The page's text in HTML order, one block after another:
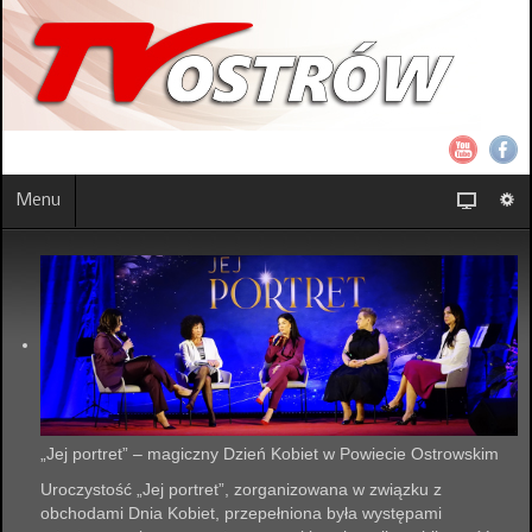
Menu
„Jej portret” – magiczny Dzień Kobiet w Powiecie Ostrowskim
Uroczystość „Jej portret”, zorganizowana w związku z
obchodami Dnia Kobiet, przepełniona była występami